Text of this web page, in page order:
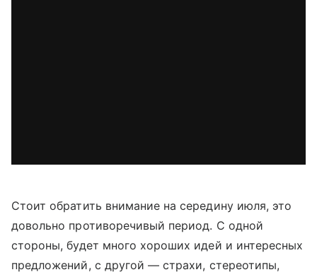
Стоит обратить внимание на середину июля, это
довольно противоречивый период. С одной
стороны, будет много хороших идей и интересных
предложений, с другой— страхи, стереотипы,